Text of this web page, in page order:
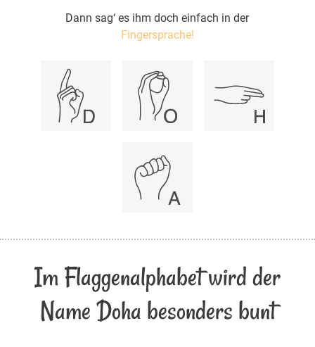
Dann sag‘ es ihm doch einfach in der
Fingersprache!
Im Flaggenalphabet wird der
Name Doha besonders bunt